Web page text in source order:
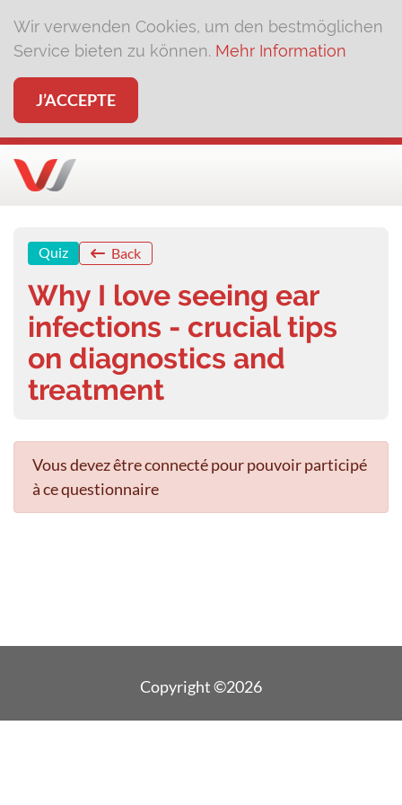
Wir verwenden Cookies, um den bestmöglichen
Service bieten zu können. Mehr Information
J’ACCEPTE
Quiz Back
Why I love seeing ear
infections - crucial tips
on diagnostics and
treatment
Vous devez être connecté pour pouvoir participé
à ce questionnaire
Copyright ©2026